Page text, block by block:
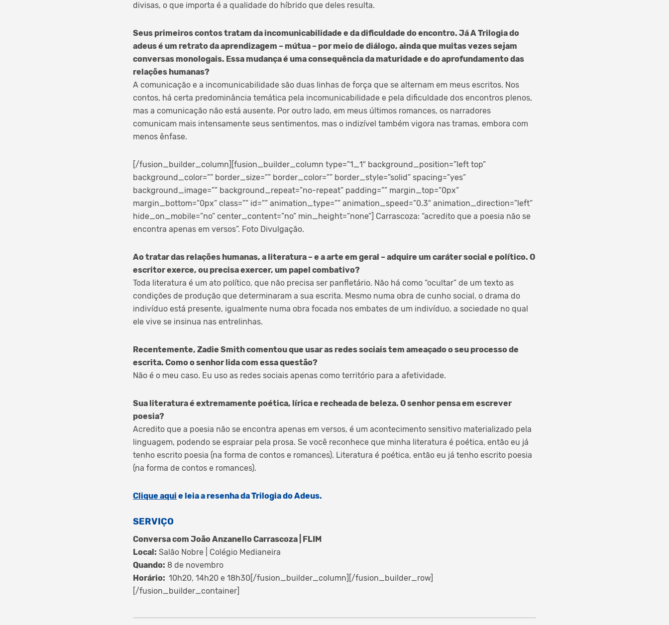
divisas, o que importa é a qualidade do híbrido que deles resulta.
Seus primeiros contos tratam da incomunicabilidade e da dificuldade do encontro. Já A Trilogia do
adeus é um retrato da aprendizagem – mútua – por meio de diálogo, ainda que muitas vezes sejam
conversas monologais. Essa mudança é uma consequência da maturidade e do aprofundamento das
relações humanas?
A comunicação e a incomunicabilidade são duas linhas de força que se alternam em meus escritos. Nos
contos, há certa predominância temática pela incomunicabilidade e pela dificuldade dos encontros plenos,
mas a comunicação não está ausente. Por outro lado, em meus últimos romances, os narradores
comunicam mais intensamente seus sentimentos, mas o indizível também vigora nas tramas, embora com
menos ênfase.
[/fusion_builder_column][fusion_builder_column type=”1_1″ background_position=”left top”
background_color=”” border_size=”” border_color=”” border_style=”solid” spacing=”yes”
background_image=”” background_repeat=”no-repeat” padding=”” margin_top=”0px”
margin_bottom=”0px” class=”” id=”” animation_type=”” animation_speed=”0.3″ animation_direction=”left”
hide_on_mobile=”no” center_content=”no” min_height=”none”] Carrascoza: “acredito que a poesia não se
encontra apenas em versos”. Foto Divulgação.
Ao tratar das relações humanas, a literatura – e a arte em geral – adquire um caráter social e político. O
escritor exerce, ou precisa exercer, um papel combativo?
Toda literatura é um ato político, que não precisa ser panfletário. Não há como “ocultar” de um texto as
condições de produção que determinaram a sua escrita. Mesmo numa obra de cunho social, o drama do
indivíduo está presente, igualmente numa obra focada nos embates de um indivíduo, a sociedade no qual
ele vive se insinua nas entrelinhas.
Recentemente, Zadie Smith comentou que usar as redes sociais tem ameaçado o seu processo de
escrita. Como o senhor lida com essa questão?
Não é o meu caso. Eu uso as redes sociais apenas como território para a afetividade.
Sua literatura é extremamente poética, lírica e recheada de beleza. O senhor pensa em escrever
poesia?
Acredito que a poesia não se encontra apenas em versos, é um acontecimento sensitivo materializado pela
linguagem, podendo se espraiar pela prosa. Se você reconhece que minha literatura é poética, então eu já
tenho escrito poesia (na forma de contos e romances). Literatura é poética, então eu já tenho escrito poesia
(na forma de contos e romances).
Clique aqui e leia a resenha daTrilogia do Adeus.
SERVIÇO
Conversa com João Anzanello Carrascoza | FLIM
Local: Salão Nobre | Colégio Medianeira
Quando: 8 de novembro
Horário: 10h20, 14h20 e 18h30[/fusion_builder_column][/fusion_builder_row]
[/fusion_builder_container]